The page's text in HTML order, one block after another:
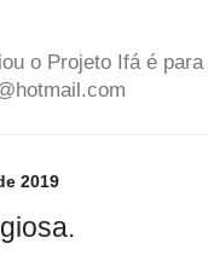
o Projeto Ifá é
2019